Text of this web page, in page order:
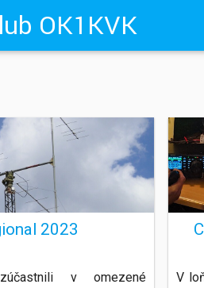
2023
v omezené
V